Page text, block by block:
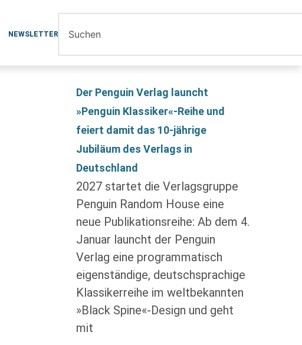
NEWSLETTER
Der Penguin Verlag launcht
»Penguin Klassiker«-Reihe und
feiert damit das 10-jährige
Jubiläum des Verlags in
Deutschland
2027 startet die Verlagsgruppe
Penguin Random House eine
neue Publikationsreihe: Ab dem 4.
Januar launcht der Penguin
Verlag eine programmatisch
eigenständige, deutschsprachige
Klassikerreihe im weltbekannten
»Black Spine«-Design und geht
mit